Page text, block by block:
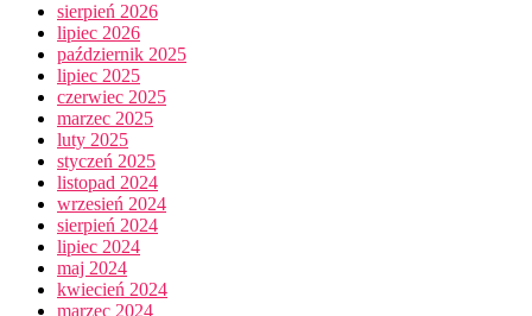
sierpień 2026
lipiec 2026
październik 2025
lipiec 2025
czerwiec 2025
marzec 2025
luty 2025
styczeń 2025
listopad 2024
wrzesień 2024
sierpień 2024
lipiec 2024
maj 2024
kwiecień 2024
marzec 2024